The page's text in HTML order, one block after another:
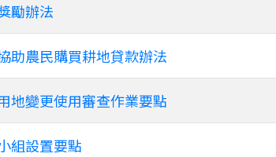
勵辦法
助農民購買耕地貸款辦法
地變更使用審查作業要點
組設置要點